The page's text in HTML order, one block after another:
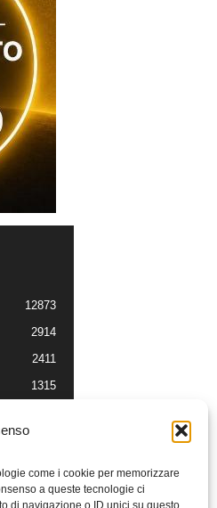
come i cookie per memorizzare
a queste tecnologie ci
di navigazione o ID unici su questo
12873
2914
2411
1315